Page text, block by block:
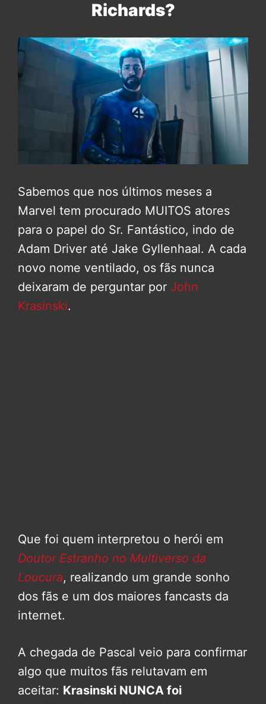
Richards?
Sabemos que nos últimos meses a
Marvel tem procurado MUITOS atores
para o papel do Sr. Fantástico, indo de
Adam Driver até Jake Gyllenhaal. A cada
novo nome ventilado, os fãs nunca
deixaram de perguntar por John
Krasinski.
Que foi quem interpretou o herói em
Doutor Estranho no Multiverso da
Loucura, realizando um grande sonho
dos fãs e um dos maiores fancasts da
internet.
A chegada de Pascal veio para confirmar
algo que muitos fãs relutavam em
aceitar: Krasinski NUNCA foi